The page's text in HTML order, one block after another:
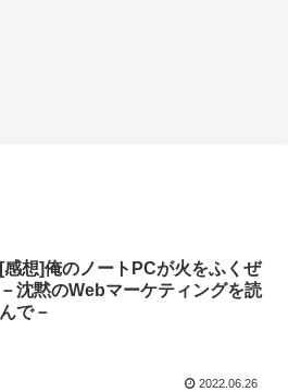
[感想]俺のノートPCが火をふくぜ
－沈黙のWebマーケティングを読
んで－
2022.06.26